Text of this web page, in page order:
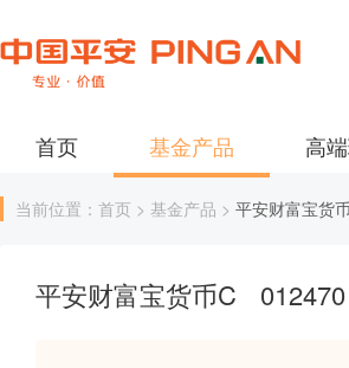
首页 基金产品 高
当前位置：首页 > 基金产品 > 平安财富宝货
平安财富宝货币C 012470